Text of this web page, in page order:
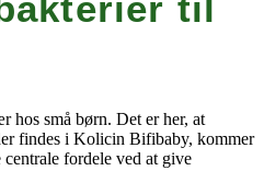
hos små børn. Det er her, at
findes i Kolicin Bifibaby, kommer
fordele ved at give